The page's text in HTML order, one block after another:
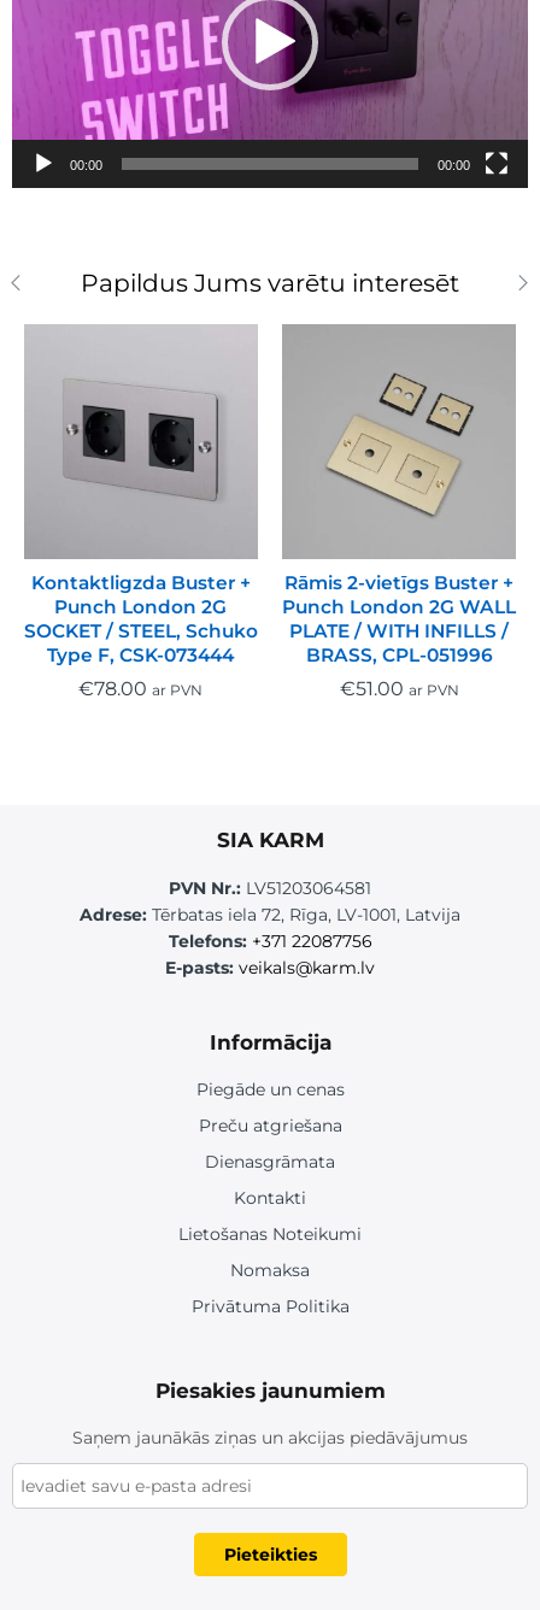
00:00 00:00
Papildus Jums varētu interesēt
Kontaktligzda Buster +
Punch London 2G
SOCKET / STEEL, Schuko
Type F, CSK-073444
€78.00 ar PVN
Rāmis 2-vietīgs Buster +
Punch London 2G WALL
PLATE / WITH INFILLS /
BRASS, CPL-051996
€51.00 ar PVN
SIA KARM
PVN Nr.: LV51203064581
Adrese: Tērbatas iela 72, Rīga, LV-1001, Latvija
Telefons: +371 22087756
E-pasts: veikals@karm.lv
Informācija
Piegāde un cenas
Preču atgriešana
Dienasgrāmata
Kontakti
Lietošanas Noteikumi
Nomaksa
Privātuma Politika
Piesakies jaunumiem
Saņem jaunākās ziņas un akcijas piedāvājumus
Pieteikties